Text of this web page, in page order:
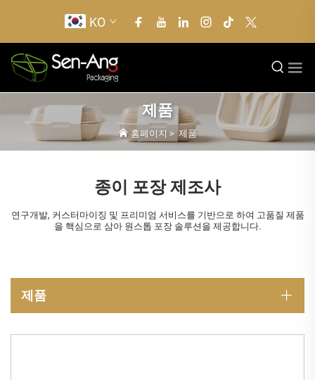
KO
제품
홈페이지 > 제품
종이 포장 제조사
연구개발, 커스터마이징 및 프리미엄 서비스를 기반으로 하여 고품질 제품
을 핵심으로 삼아 원스톱 포장 솔루션을 제공합니다.
제품